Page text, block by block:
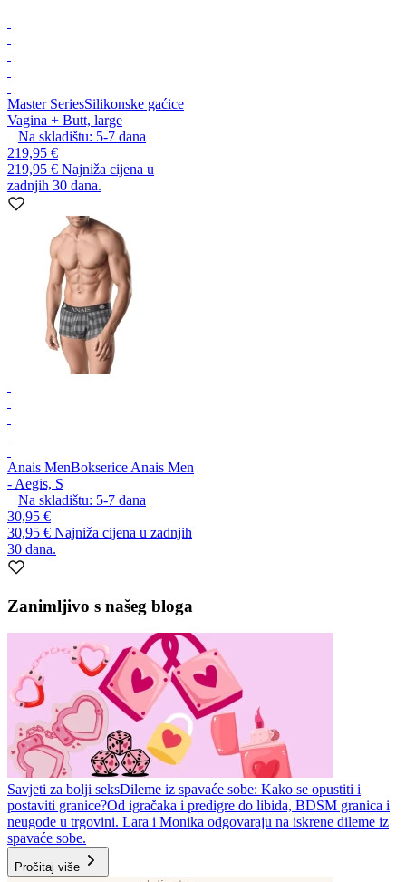
Master SeriesSilikonske gaćice
Vagina + Butt, large
Na skladištu: 5-7 dana
219,95 €
219,95 € Najniža cijena u
zadnjih 30 dana.
Anais MenBokserice Anais Men
- Aegis, S
Na skladištu: 5-7 dana
30,95 €
30,95 € Najniža cijena u zadnjih
30 dana.
Zanimljivo s našeg bloga
Savjeti za bolji seksDileme iz spavaće sobe: Kako se opustiti i
postaviti granice?Od igračaka i predigre do libida, BDSM granica i
neugode u trgovini. Lara i Monika odgovaraju na iskrene dileme iz
spavaće sobe.
Pročitaj više